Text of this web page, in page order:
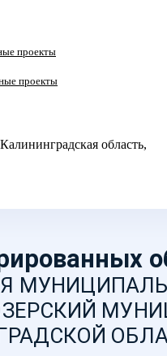
проекты
проекты
область,